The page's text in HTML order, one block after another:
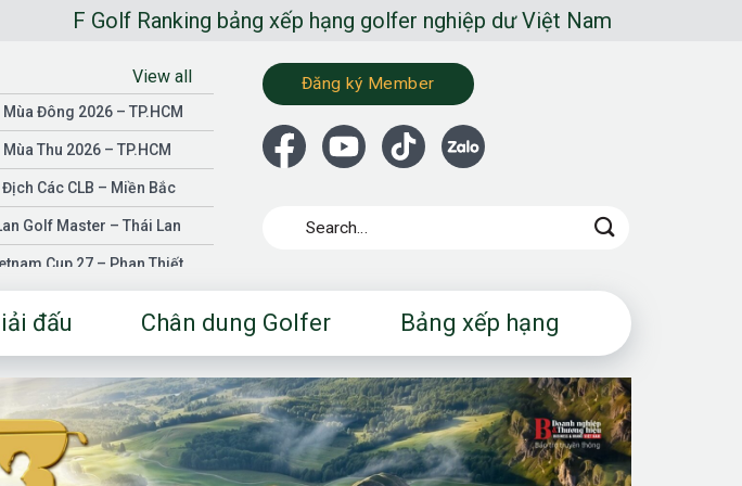
Ranking bảng xếp hạng golfer nghiệp dư Việt Nam
View all
Đông 2026 – TP.HCM
Thu 2026 – TP.HCM
Các CLB – Miền Bắc
Golf Master – Thái Lan
Cup 27 – Phan Thiết
– Tây Ninh
Cup 25
Đăng ký Member
đấu Chân dung Golfer Bảng xếp hạng